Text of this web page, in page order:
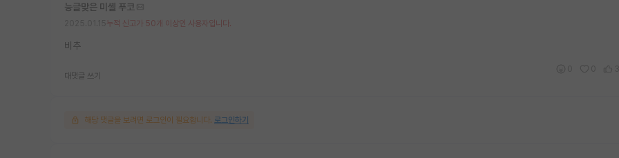
능글맞은 미셸 푸코
누적 신고가 50개 이상인 사용자입니다.
비추
대댓글 쓰기
해당 댓글을 보려면 로그인이 필요합니다. 로그인하기